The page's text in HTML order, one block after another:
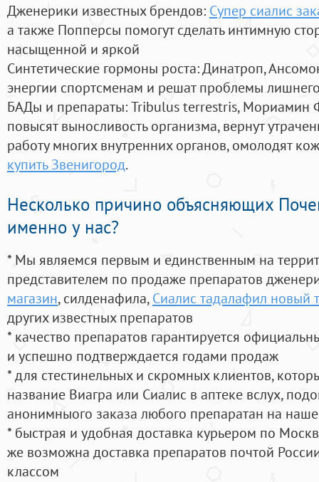
Дженерики известных брендов: Супер сиалис
а также Попперсы помогут сделать интимную
насыщенной и яркой
Синтетические гормоны роста: Динатроп,
энергии спортсменам и решат проблемы
БАДы и препараты:Tribulus terrestris, Мориамин
повысят выносливость организма, вернут
работу многих внутренних органов, омолодят
купить Звенигород.
Несколько причино объясняющих
именно у нас?
* Мы являемся первым и единственным на
представителем по продаже препаратов
магазин, силденафила, Сиалис тадалафил новый
других известных препаратов
* качество препаратов гарантируется
и успешно подтверждается годами продаж
* для стестинельных и скромных клиентов,
название Виагра или Сиалис в аптеке вслух,
анонимныого заказа любого препаратан на
* быстрая и удобная доставка курьером по
же возможна доставка препаратов почтой
классом